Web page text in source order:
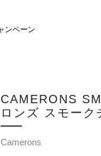
ンペーン
CAMERONS
ロンズ スモーク
Camerons